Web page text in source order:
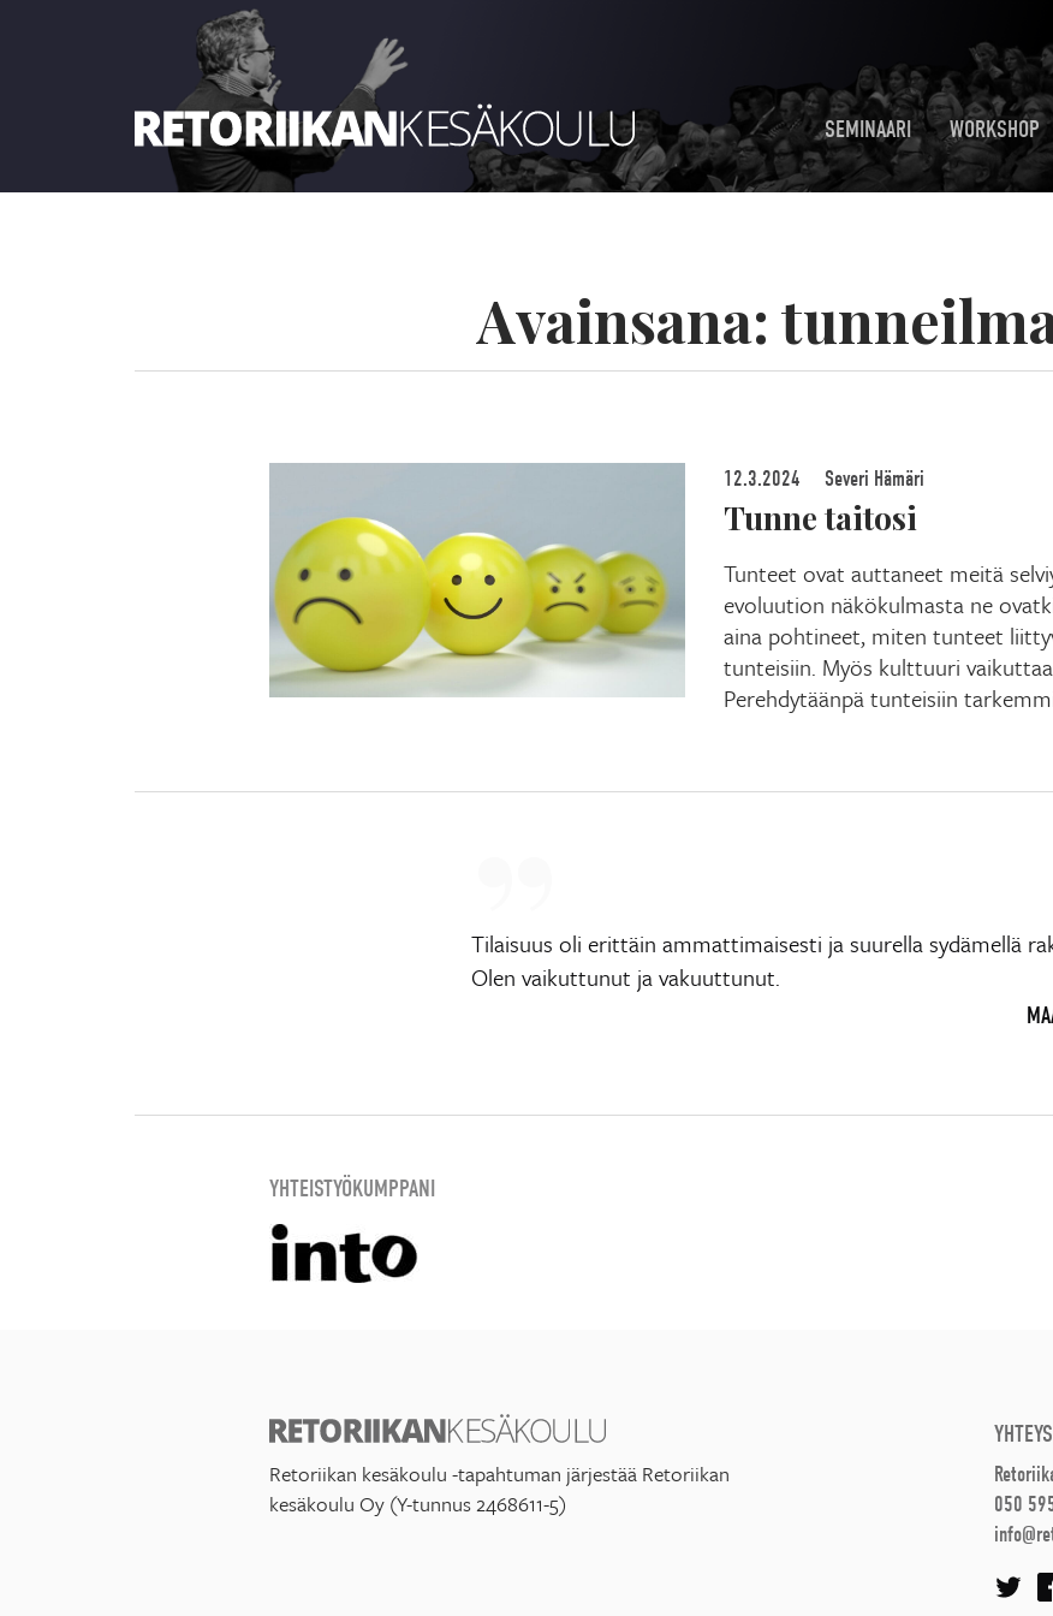
SEMINAARI WORKSHOP
Avainsana:
12.3.2024 Severi Hämäri
Tunne taitosi
Tunteet ovat auttaneet meitä
evoluution näkökulmasta ne
aina pohtineet, miten tunteet
tunteisiin. Myös kulttuuri
Perehdytäänpä tunteisiin
Tilaisuus oli erittäin ammattimaisesti ja suurella sydämellä
Olen vaikuttunut ja vakuuttunut.
YHTEISTYÖKUMPPANI
Retoriikan kesäkoulu -tapahtuman järjestää Retoriikan
kesäkoulu Oy (Y-tunnus 2468611-5)
YHTEYS
050